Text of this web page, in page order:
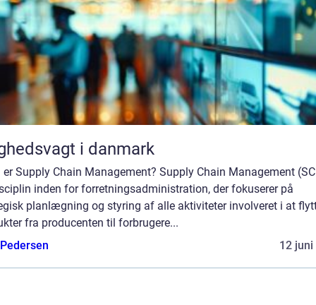
i danmark
er Supply Chain Management? Supply Chain Management
inden for forretningsadministration, der fokuserer på
planlægning og styring af alle aktiviteter involveret i at
fra producenten til forbrugere...
12 juni